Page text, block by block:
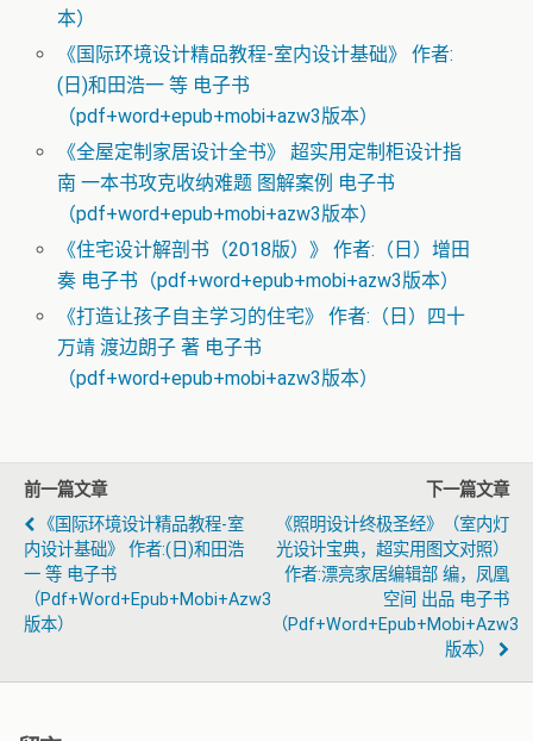
本）
《国际环境设计精品教程-室内设计基础》 作者:
(日)和田浩一 等 电子书
（pdf+word+epub+mobi+azw3版本）
《全屋定制家居设计全书》 超实用定制柜设计指
南 一本书攻克收纳难题 图解案例 电子书
（pdf+word+epub+mobi+azw3版本）
《住宅设计解剖书（2018版）》 作者:（日）增田
奏 电子书（pdf+word+epub+mobi+azw3版本）
《打造让孩子自主学习的住宅》 作者:（日）四十
万靖 渡边朗子 著 电子书
（pdf+word+epub+mobi+azw3版本）
前一篇文章
《国际环境设计精品教程-室
内设计基础》 作者:(日)和田浩
一 等 电子书
（pdf+word+epub+mobi+azw3
版本）
下一篇文章
《照明设计终极圣经》（室内灯
光设计宝典，超实用图文对照）
作者:漂亮家居编辑部 编，凤凰
空间 出品 电子书
（pdf+word+epub+mobi+azw3
版本）